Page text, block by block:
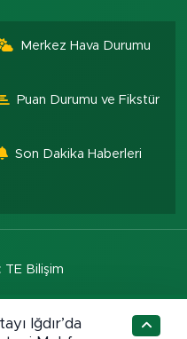
Merkez Hava Durumu
Puan Durumu ve Fikstür
Son Dakika Haberleri
TE Bilişim
Iğdır’da